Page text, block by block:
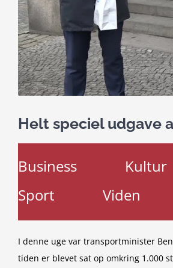
Helt speciel udgave
Business Kultur
Sport
Viden
I denne uge var transportminister
tiden er blevet sat op omkring 1.000